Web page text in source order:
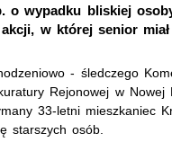
o wypadku bliskiej
w której senior miał
- śledczego
Rejonowej w Nowej
33-letni mieszkaniec
starszych osób.